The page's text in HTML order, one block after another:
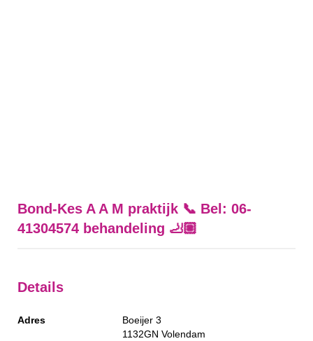
Bond-Kes A A M praktijk 📞 Bel: 06-
41304574 behandeling 🦶🏼
Details
Adres
Boeijer 3
1132GN Volendam